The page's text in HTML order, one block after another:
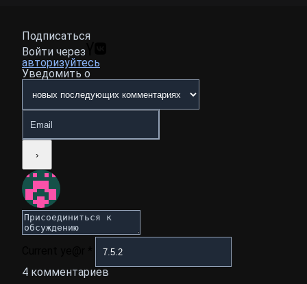
Подписаться
Войти через
авторизуйтесь
Уведомить о
4 комментариев